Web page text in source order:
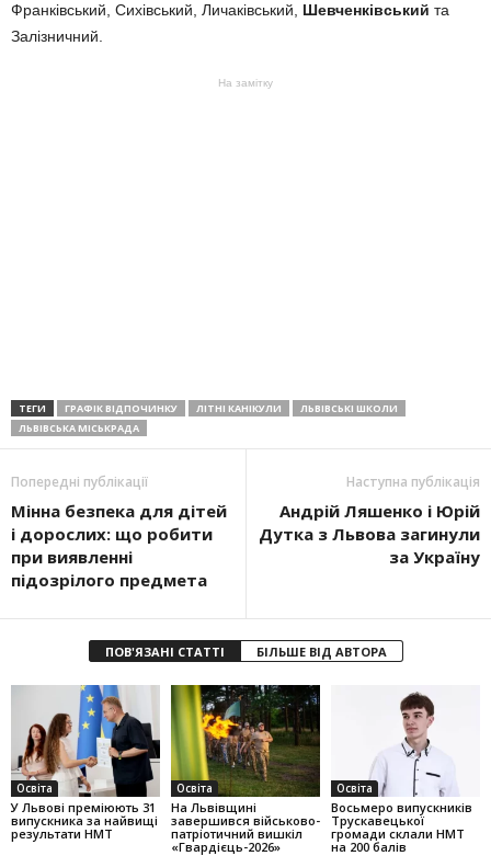
Франківський, Сихівський, Личаківський, Шевченківський та
Залізничний.
На замітку
ТЕГИ ГРАФІК ВІДПОЧИНКУ ЛІТНІ КАНІКУЛИ
ЛЬВІВСЬКІ ШКОЛИ
ЛЬВІВСЬКА МІСЬКРАДА
Попередні публікації
Мінна безпека для дітей
і дорослих: що робити
при виявленні
підозрілого предмета
Наступна публікація
Андрій Ляшенко і Юрій
Дутка з Львова загинули
за Україну
ПОВ'ЯЗАНІ СТАТТІ БІЛЬШЕ ВІД АВТОРА
Освіта
У Львові преміюють 31
випускника за найвищі
результати НМТ
Освіта
На Львівщині
завершився військово-
патріотичний вишкіл
«Гвардієць-2026»
Освіта
Восьмеро випускників
Трускавецької
громади склали НМТ
на 200 балів